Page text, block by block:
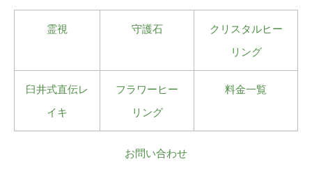
霊視 守護石
クリスタルヒー
リング
臼井式直伝レ
イキ
フラワーヒー
リング
料金一覧
お問い合わせ